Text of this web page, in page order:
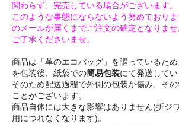
関わらず、完売している場合がございます。
このような事態にならないよう努めておりま
のメールが届くまでご注文の確定となりま
ご了承くださいませ。
商品は「革のエコバッグ」を謳っているた
を包装後、紙袋での簡易包装にて発送してい
そのため配送過程で外側の包装が傷み、そ
ことがございます。
商品自体には大きな影響はありません(折ジ
用につれなくなります)。